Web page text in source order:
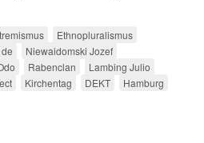
Ethnopluralismus
Niewaidomski Jozef
Rabenclan
Lambing Julio
Kirchentag DEKT Hamburg